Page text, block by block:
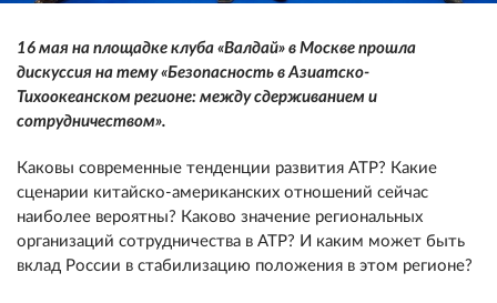
16 мая на площадке клуба «Валдай» в Москве прошла
дискуссия на тему «Безопасность в Азиатско-
Тихоокеанском регионе: между сдерживанием и
сотрудничеством».
Каковы современные тенденции развития АТР? Какие
сценарии китайско-американских отношений сейчас
наиболее вероятны? Каково значение региональных
организаций сотрудничества в АТР? И каким может быть
вклад России в стабилизацию положения в этом регионе?